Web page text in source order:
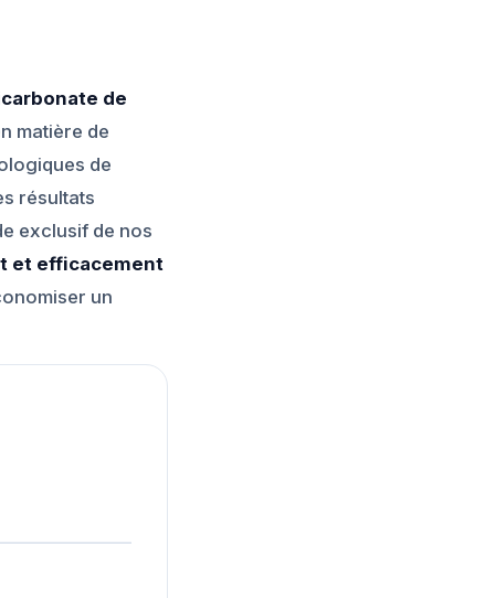
de
matière de
de
résultats
exclusif de nos
et efficacement
un